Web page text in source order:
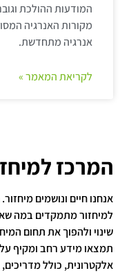
המודעות ההולכת
מקורות האנרגיה
אנרגיה מתחדשת.
לקריאת המאמר »
המרכז
אנחנו חיים ונושמים
למיחזור מתמקדים במה
שינוי ולהפוך את תחום
תמצאו מידע רחב ומקיף על
אלקטרונית, כולל